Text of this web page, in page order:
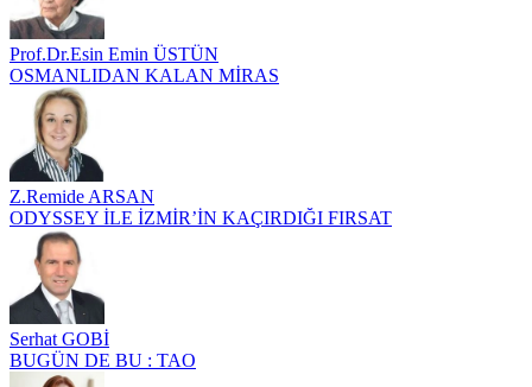
Prof.Dr.Esin Emin ÜSTÜN
OSMANLIDAN KALAN MİRAS
Z.Remide ARSAN
ODYSSEY İLE İZMİR’İN KAÇIRDIĞI FIRSAT
Serhat GOBİ
BUGÜN DE BU : TAO